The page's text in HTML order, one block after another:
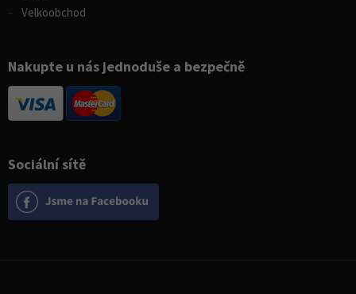
Sociální sítě
Velkoobchod
Nakupte u nás jednoduše a bezpečně